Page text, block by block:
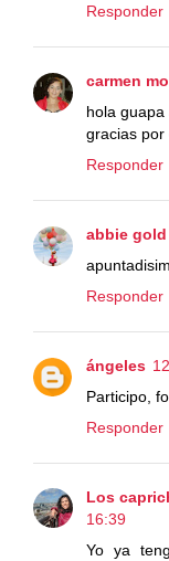
Responder
carmen
hola guapa
gracias por
Responder
abbie gold
Responder
ángeles
Participo,
Responder
Los
16:39
Yo ya